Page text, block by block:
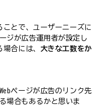
ことで、ユーザーニーズに
ジが広告運用者が設定し
合には、 大きな工数をか
ページが広告のリンク先
場合もあるかと思いま